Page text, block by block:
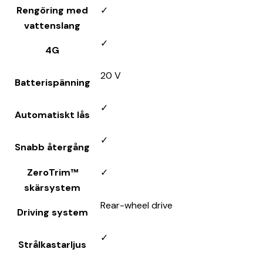
Rengöring med
vattenslang
✓
4G
✓
Batterispänning
20 V
Automatiskt lås
✓
Snabb återgång
✓
ZeroTrim™
skärsystem
✓
Driving system
Rear-wheel drive
Strålkastarljus
✓